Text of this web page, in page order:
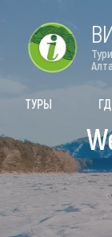
Форум
Туры
ТУРЫ